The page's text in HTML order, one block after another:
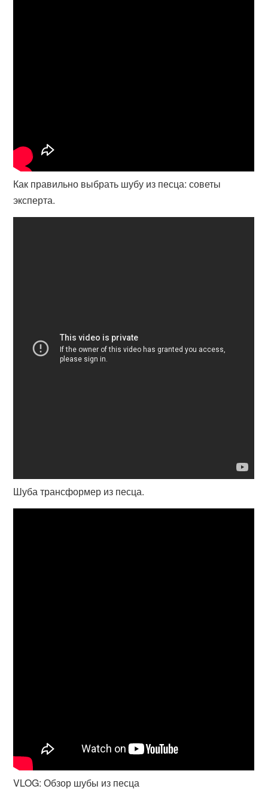
Как правильно выбрать шубу из песца: советы
эксперта.
Шуба трансформер из песца.
VLOG: Обзор шубы из песца